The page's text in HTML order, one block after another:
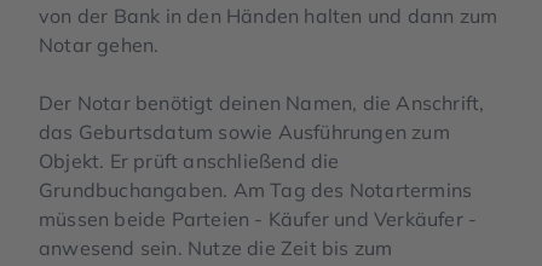
von der Bank in den Händen halten und dann zum
Notar gehen.
Der Notar benötigt deinen Namen, die Anschrift,
das Geburtsdatum sowie Ausführungen zum
Objekt. Er prüft anschließend die
Grundbuchangaben. Am Tag des Notartermins
müssen beide Parteien - Käufer und Verkäufer -
anwesend sein. Nutze die Zeit bis zum